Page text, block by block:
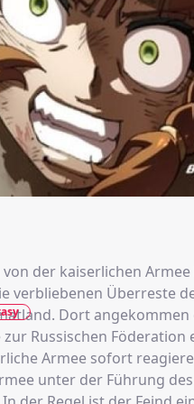
der kaiserlichen
verbliebenen Überreste
Dort
Russischen Föderation
Armee sofort
unter der Führung